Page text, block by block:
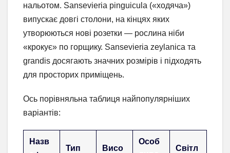
нальотом. Sansevieria pinguicula («ходяча»)
випускає довгі столони, на кінцях яких
утворюються нові розетки — рослина ніби
«крокує» по горщику. Sansevieria zeylanica та
grandis досягають значних розмірів і підходять
для просторих приміщень.
Ось порівняльна таблиця найпопулярніших
варіантів:
Назв
Тип
Висо
Особ
Світл